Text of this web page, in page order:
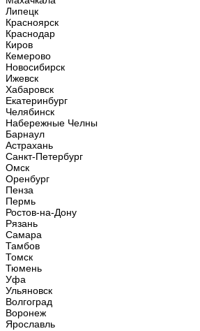
Липецк
Красноярск
Краснодар
Киров
Кемерово
Новосибирск
Ижевск
Хабаровск
Екатеринбург
Челябинск
Набережные Челны
Барнаул
Астрахань
Санкт-Петербург
Омск
Оренбург
Пенза
Пермь
Ростов-на-Дону
Рязань
Самара
Тамбов
Томск
Тюмень
Уфа
Ульяновск
Волгоград
Воронеж
Ярославль